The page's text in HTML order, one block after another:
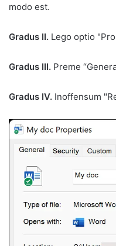
modo est.
Gradus II. Lego optio
Gradus III. Preme
Gradus IV. Inoffensum